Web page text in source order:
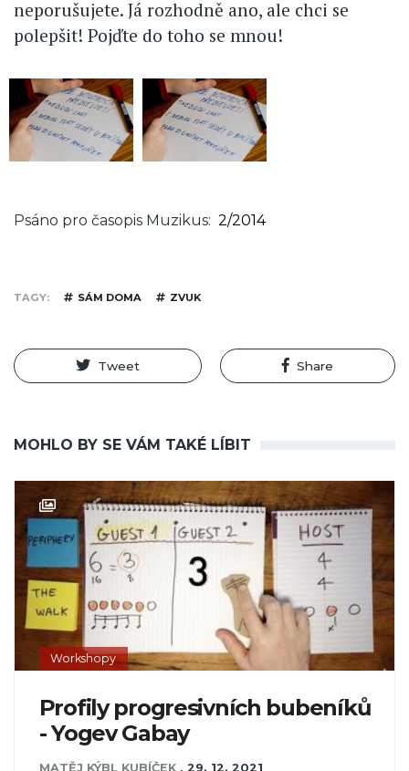
neporušujete. Já rozhodně ano, ale chci se
polepšit! Pojďte do toho se mnou!
Psáno pro časopis Muzikus 2/2014
TAGY SÁM DOMA ZVUK
Tweet Share
MOHLO BY SE VÁM TAKÉ LÍBIT
Workshopy
Profily progresivních bubeníků
- Yogev Gabay
MATĚJ KÝBL KUBÍČEK , 29. 12. 2021